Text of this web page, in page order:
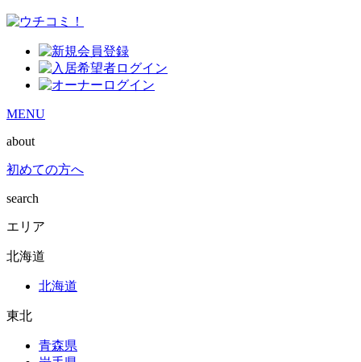
MENU
about
初めての方へ
search
エリア
北海道
北海道
東北
青森県